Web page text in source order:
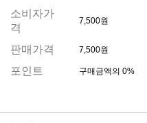
소비자가
격
7,500원
판매가격 7,500원
포인트 구매금액의 0%